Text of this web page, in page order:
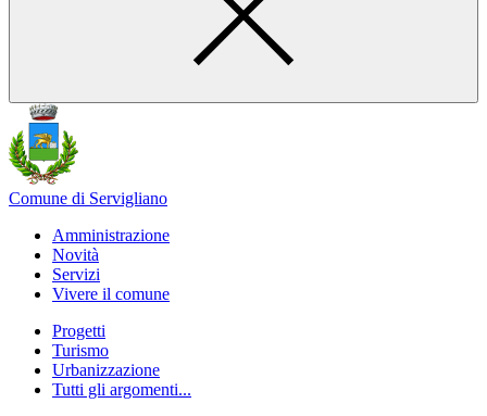
Comune di Servigliano
Amministrazione
Novità
Servizi
Vivere il comune
Progetti
Turismo
Urbanizzazione
Tutti gli argomenti...